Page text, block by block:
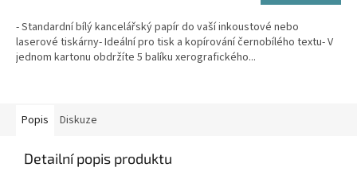
- Standardní bílý kancelářský papír do vaší inkoustové nebo
laserové tiskárny- Ideální pro tisk a kopírování černobílého textu- V
jednom kartonu obdržíte 5 balíku xerografického...
Popis Diskuze
Detailní popis produktu